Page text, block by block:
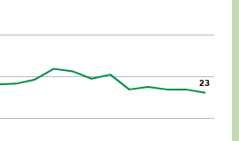
displaying categories.
axis displaying values.
23
23